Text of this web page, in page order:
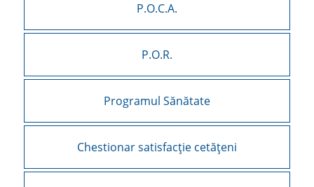
P.O.C.A.
P.O.R.
Programul Sănătate
Chestionar satisfacție cetățeni